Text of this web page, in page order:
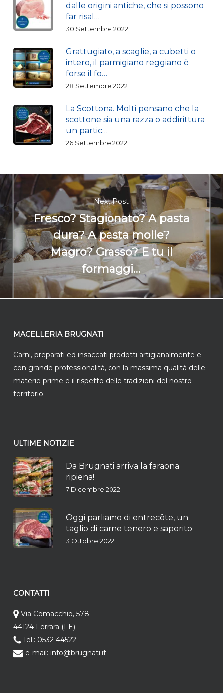
dalle origini antiche, che si possono
far risal…
30 Settembre 2022
Grattugiato, a scaglie, a cubetti o
intero, il parmigiano reggiano è
forse il fo…
28 Settembre 2022
La Scottona. Molti pensano che la
scottone sia una razza o addirittura
un partic…
26 Settembre 2022
Next Post
Fresco? Stagionato? A pasta
dura? A pasta molle?
Magro? Grasso? E tu il
formaggi…
MACELLERIA BRUGNATI
Carni, preparati ed insaccati prodotti artigianalmente e
con grande professionalità, con la massima qualità delle
materie prime e il rispetto delle tradizioni del nostro
territorio.
ULTIME NOTIZIE
Da Brugnati arriva la faraona
ripiena!
7 Dicembre 2022
Oggi parliamo di entrecôte, un
taglio di carne tenero e saporito
3 Ottobre 2022
CONTATTI
Via Comacchio, 578
44124 Ferrara (FE)
Tel.: 0532 44522
e-mail: info@brugnati.it